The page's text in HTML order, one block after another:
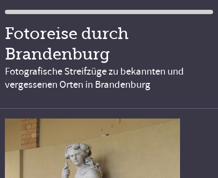
Fotoreise durch
Brandenburg
Fotografische Streifzüge zu bekannten und
vergessenen Orten in Brandenburg